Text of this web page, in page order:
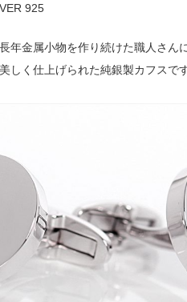
925
年金属小物を作り続けた職人さん
しく仕上げられた純銀製カフスです